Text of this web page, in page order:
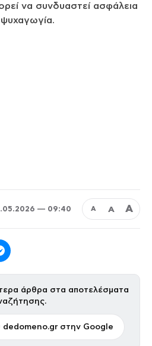
να συνδυαστεί ασφάλεια
ψυχαγωγία.
— 09:40 Α Α Α
άρθρα στα αποτελέσματα
στην Google